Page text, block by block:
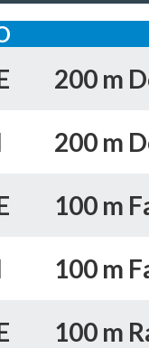
200 m
200 m
100 m
100 m
100 m